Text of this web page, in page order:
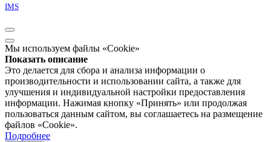
IMS
Мы используем файлы «Cookie»
Показать описание
Это делается для сбора и анализа информации о
производительности и использовании сайта, а также для
улучшения и индивидуальной настройки предоставления
информации. Нажимая кнопку «Принять» или продолжая
пользоваться данным сайтом, вы соглашаетесь на размещение
файлов «Cookie».
Подробнее